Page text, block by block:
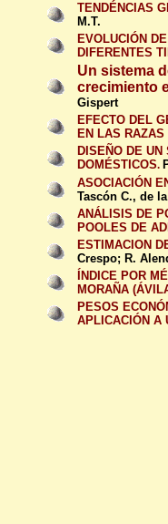
TENDÉNCIAS
M.T.
EVOLUCIÓN
DIFERENTES
Un sistema
crecimiento
Gispert
EFECTO DEL
EN LAS
DISEÑO DE
DOMÉSTICOS.
ASOCIACIÓN
Tascón C., de
ANÁLISIS DE
POOLES DE
ESTIMACION
Crespo; R.
ÍNDICE POR
MORAÑA
PESOS
APLICACIÓN A